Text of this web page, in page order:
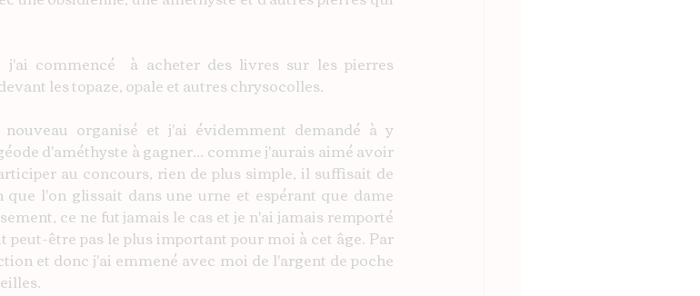
commencé  à acheter des livres sur les pierres
les topaze, opale et autres chrysocolles.
organisé et j'ai évidemment demandé à y
d'améthyste à gagner... comme j'aurais aimé avoir
au concours, rien de plus simple, il suffisait de
l'on glissait dans une urne et espérant que dame
ce ne fut jamais le cas et je n'ai jamais remporté
être pas le plus important pour moi à cet âge. Par
et donc j'ai emmené avec moi de l'argent de poche